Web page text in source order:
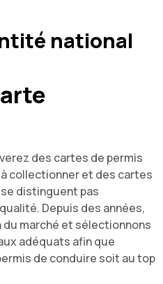
national
des cartes de permis
collectionner et des cartes
distinguent pas
Depuis des années,
marché et sélectionnons
adéquats afin que
de conduire soit au top